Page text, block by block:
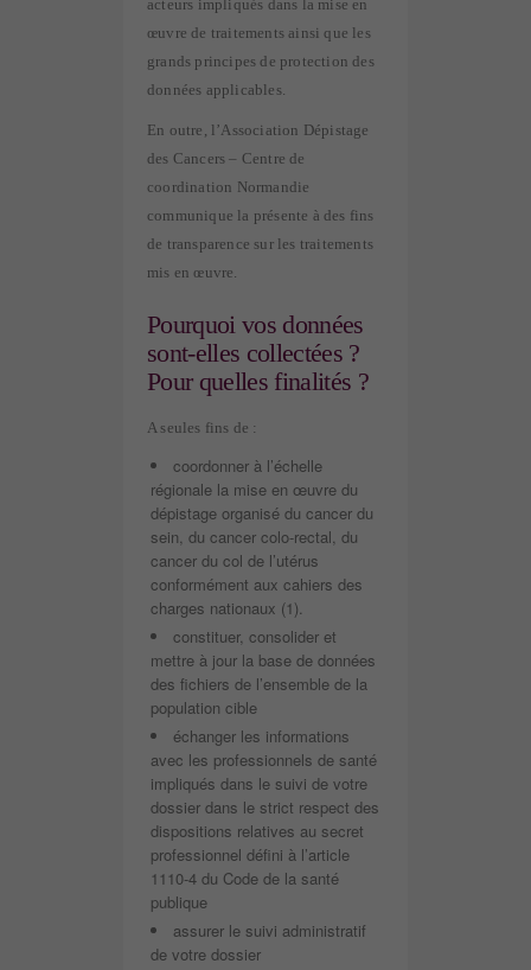
acteurs impliqués dans la mise en
œuvre de traitements ainsi que les
grands principes de protection des
données applicables.
En outre, l’Association Dépistage
des Cancers – Centre de
coordination Normandie
communique la présente à des fins
de transparence sur les traitements
mis en œuvre.
Pourquoi vos données
sont-elles collectées ?
Pour quelles finalités ?
A seules fins de :
coordonner à l’échelle
régionale la mise en œuvre du
dépistage organisé du cancer du
sein, du cancer colo-rectal, du
cancer du col de l’utérus
conformément aux cahiers des
charges nationaux (1).
constituer, consolider et
mettre à jour la base de données
des fichiers de l’ensemble de la
population cible
échanger les informations
avec les professionnels de santé
impliqués dans le suivi de votre
dossier dans le strict respect des
dispositions relatives au secret
professionnel défini à l’article
1110-4 du Code de la santé
publique
assurer le suivi administratif
de votre dossier